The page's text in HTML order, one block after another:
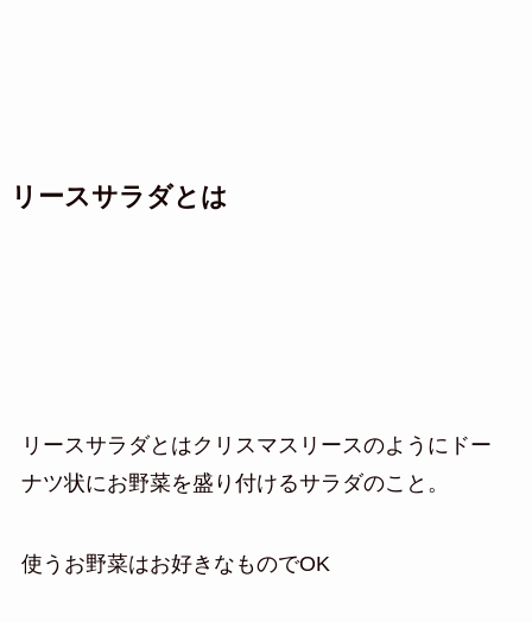
リースサラダとは
リースサラダとはクリスマスリースのようにドー
ナツ状にお野菜を盛り付けるサラダのこと。
使うお野菜はお好きなものでOK